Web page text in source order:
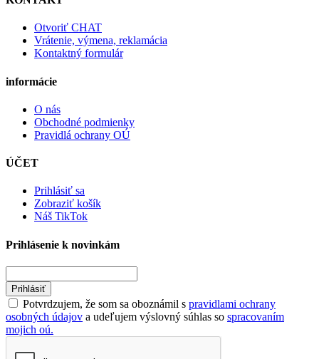
Otvoriť CHAT
Vrátenie, výmena, reklamácia
Kontaktný formulár
informácie
O nás
Obchodné podmienky
Pravidlá ochrany OÚ
ÚČET
Prihlásiť sa
Zobraziť košík
Náš TikTok
Prihlásenie k novinkám
Prihlásiť
Potvrdzujem, že som sa oboznámil s pravidlami ochrany
osobných údajov a udeľujem výslovný súhlas so spracovaním
mojich oú.